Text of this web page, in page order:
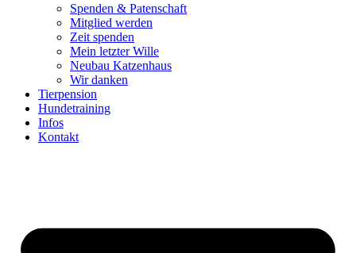
Spenden & Patenschaft
Mitglied werden
Zeit spenden
Mein letzter Wille
Neubau Katzenhaus
Wir danken
Tierpension
Hundetraining
Infos
Kontakt